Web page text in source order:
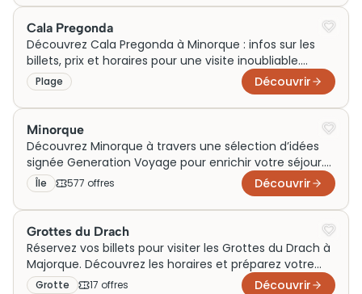
Cala Pregonda
Découvrez Cala Pregonda à Minorque : infos sur les
billets, prix et horaires pour une visite inoubliable.
Réservez votre visite dès maintenant !
Plage Découvrir
Minorque
Découvrez Minorque à travers une sélection d’idées
signée Generation Voyage pour enrichir votre séjour.
Que vous voyagiez en famille, en couple ou pour un
week-end, explorez des activités, sorties et visites
incontournables autour de cette île paisible des
Baléares, idéale pour vivre des expériences
authentiques au rythme méditerranéen.
Île 577 offres Découvrir
Grottes du Drach
Réservez vos billets pour visiter les Grottes du Drach à
Majorque. Découvrez les horaires et préparez votre
visite inoubliable dès maintenant !
Grotte 17 offres Découvrir